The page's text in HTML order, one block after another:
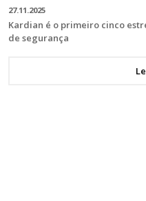
27.11.2025
Kardian é o primeiro cinco
de segurança